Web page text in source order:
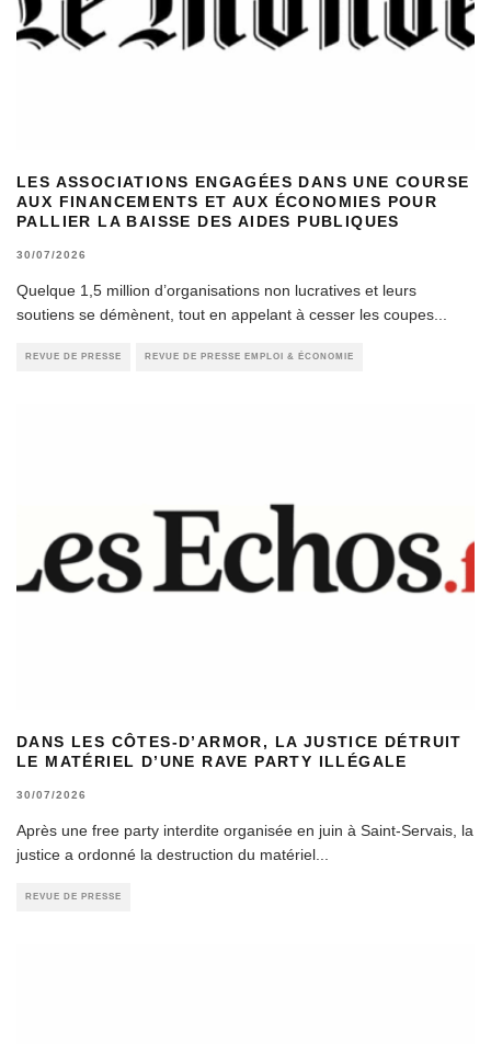
LES ASSOCIATIONS ENGAGÉES DANS UNE COURSE
AUX FINANCEMENTS ET AUX ÉCONOMIES POUR
PALLIER LA BAISSE DES AIDES PUBLIQUES
30/07/2026
Quelque 1,5 million d’organisations non lucratives et leurs
soutiens se démènent, tout en appelant à cesser les coupes
REVUE DE PRESSE REVUE DE PRESSE EMPLOI & ÉCONOMIE
DANS LES CÔTES-D’ARMOR, LA JUSTICE DÉTRUIT
LE MATÉRIEL D’UNE RAVE PARTY ILLÉGALE
30/07/2026
Après une free party interdite organisée en juin à Saint-Servais, la
justice a ordonné la destruction du matériel
REVUE DE PRESSE